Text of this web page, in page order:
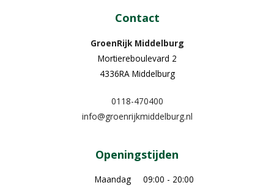
Contact
GroenRijk Middelburg​
Mortiereboulevard 2
4336RA Middelburg
0118-470400
info@groenrijkmiddelburg.nl
Openingstijden
Maandag
09:00 - 20:00